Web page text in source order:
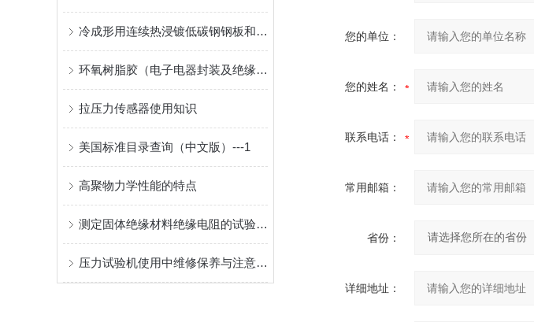
冷成形用连续热浸镀低碳钢钢板和钢带——交货技术条件
环氧树脂胶（电子电器封装及绝缘材料）
拉压力传感器使用知识
美国标准目录查询（中文版）---1
高聚物力学性能的特点
测定固体绝缘材料绝缘电阻的试验方法
压力试验机使用中维修保养与注意事项
您的单位：
您的姓名：
联系电话：
常用邮箱：
省份：
详细地址：